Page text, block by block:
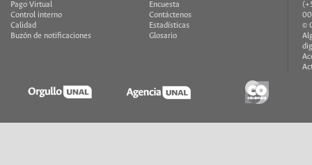
Pago Virtual
Control interno
Calidad
Buzón de notificaciones
Encuesta
Contáctenos
Estadísticas
Glosario
©